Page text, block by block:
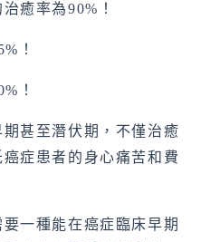
癒率為90%！
！
！
甚至潛伏期，不僅治癒
症患者的身心痛苦和費
一種能在癌症臨床早期